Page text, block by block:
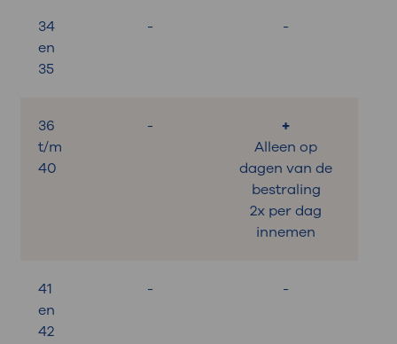
34
en
35
- -
36
t/m
40
-
+
Alleen op
dagen van de
bestraling
2x per dag
innemen
41
en
42
- -